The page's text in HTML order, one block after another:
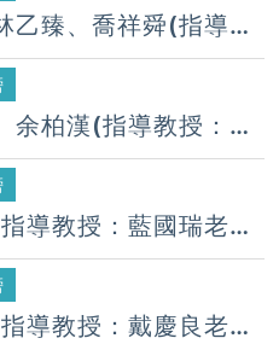
乙臻、喬祥舜(指導教
第九屆科技論文
用科技（大學組）第
余柏漢(指導教授：藍
屆科技論文競賽，
（大學組）第一名。
導教授：藍國瑞老
論文競賽，榮獲：
組）佳作。
導教授：戴慶良老